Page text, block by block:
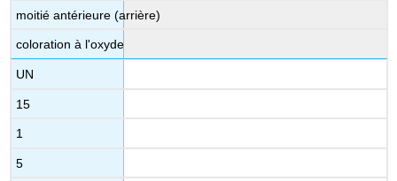
moitié antérieure (arrière)
coloration à l'oxyde
UN
15
1
5